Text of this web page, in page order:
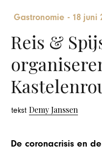
Gastronomie - 18 juni
Reis &
tekstDemy Janssen
De coronacrisis en